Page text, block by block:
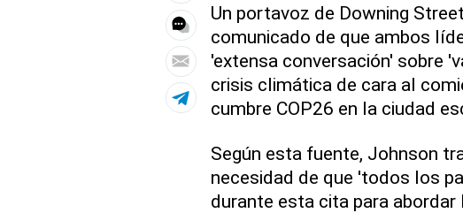
Un portavoz de Downing
comunicado de que ambos
'extensa conversación' sobre
crisis climática de cara al
cumbre COP26 en la ciudad
Según esta fuente, Johnson
necesidad de que 'todos los
durante esta cita para